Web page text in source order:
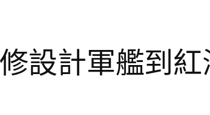
設計軍艦到